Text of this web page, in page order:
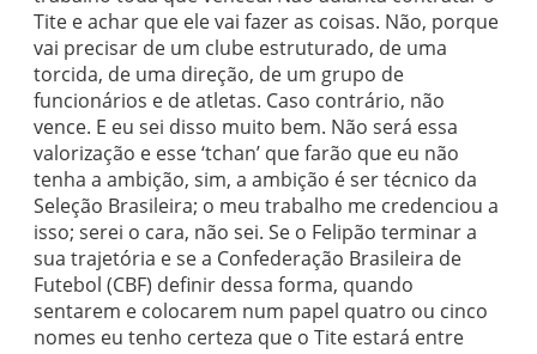
Tite e achar que ele vai fazer as coisas. Não, porque
vai precisar de um clube estruturado, de uma
torcida, de uma direção, de um grupo de
funcionários e de atletas. Caso contrário, não
vence. E eu sei disso muito bem. Não será essa
valorização e esse ‘tchan’ que farão que eu não
tenha a ambição, sim, a ambição é ser técnico da
Seleção Brasileira; o meu trabalho me credenciou a
isso; serei o cara, não sei. Se o Felipão terminar a
sua trajetória e se a Confederação Brasileira de
Futebol (CBF) definir dessa forma, quando
sentarem e colocarem num papel quatro ou cinco
nomes eu tenho certeza que o Tite estará entre